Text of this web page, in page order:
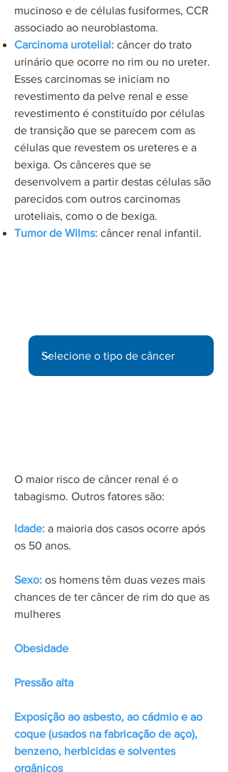
mucinoso e de células fusiformes, CCR
associado ao neuroblastoma.
Carcinoma urotelial: câncer do trato
urinário que ocorre no rim ou no ureter.
Esses carcinomas se iniciam no
revestimento da pelve renal e esse
revestimento é constituído por células
de transição que se parecem com as
células que revestem os ureteres e a
bexiga. Os cânceres que se
desenvolvem a partir destas células são
parecidos com outros carcinomas
uroteliais, como o de bexiga.
Tumor de Wilms: câncer renal infantil.
O maior risco de câncer renal é o
tabagismo. Outros fatores são:
Idade: a maioria dos casos ocorre após
os 50 anos.
Sexo: os homens têm duas vezes mais
chances de ter câncer de rim do que as
mulheres
Obesidade
Pressão alta
Exposição ao asbesto, ao cádmio e ao
coque (usados na fabricação de aço),
benzeno, herbicidas e solventes
orgânicos